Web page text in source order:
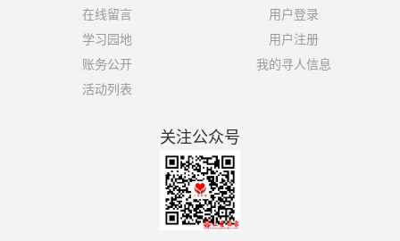
在线留言
学习园地
账务公开
活动列表
用户登录
用户注册
我的寻人信息
关注公众号